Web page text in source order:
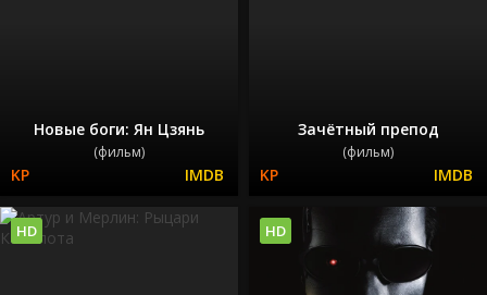
Новые боги: Ян Цзянь
(фильм)
Зачётный препод
(фильм)
HD HD